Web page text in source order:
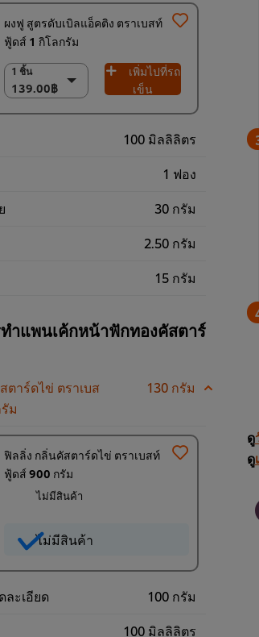
ผงฟู สูตรดับเบิลแอ็คติง ตราเบสท์
ฟู้ดส์ 1 กิโลกรัม
1 ชิ้น
139.00฿
1 ชิ้น
139.00฿
เพิ่มไปที่รถ
เข็น
100 มิลลิลิตร
1 ฟอง
30 กรัม
2.50 กรัม
15 กรัม
ำแพนเค้กหน้าฟักทองคัสตาร์
าร์ดไข่ ตราเบส
ม
130 กรัม
ฟิลลิ่ง กลิ่นคัสตาร์ดไข่ ตราเบสท์
ฟู้ดส์ 900 กรัม
ไม่มีสินค้า
ไม่มีสินค้า
ะเอียด
100 กรัม
100 มิลลิลิตร
ดู
ดู